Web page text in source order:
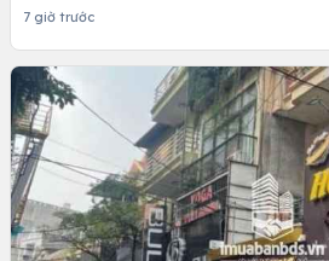
7 giờ trước